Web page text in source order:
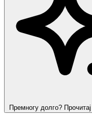
Премногу долго?